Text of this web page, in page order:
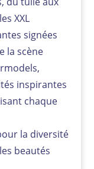
XXL
signées
la scène
inspirantes
chaque
la diversité
beautés